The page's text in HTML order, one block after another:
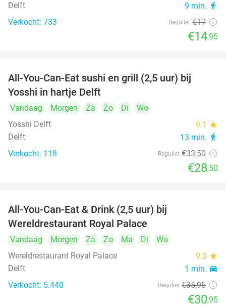
Delft 9 min. directions_walk
Verkocht: 733 Regulier €17
€14,95
All-You-Can-Eat sushi en grill (2,5 uur) bij
Yosshi in hartje Delft
Vandaag Morgen Za Zo Di
Wo
Yosshi Delft
9.1 star
Delft 13 min. directions_walk
Verkocht: 118 Regulier €33,50
€28,50
All-You-Can-Eat & Drink (2,5 uur) bij
Wereldrestaurant Royal Palace
Vandaag Morgen Za Zo Ma Di
Wo
Wereldrestaurant Royal Palace
9.0 star
Delft 1 min. directions_car
Verkocht: 5.440 Regulier €35,95
€30,95